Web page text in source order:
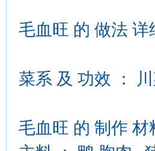
毛血旺 的 做法 详
菜系 及 功效 ：
毛血旺 的 制作 材